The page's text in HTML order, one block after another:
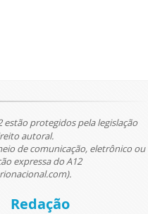
estão protegidos pela legislação
autoral.
de comunicação, eletrônico ou
expressa do A12
Redação